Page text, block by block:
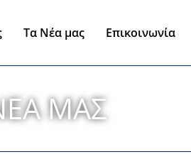
Τα Νέα μας Επικοινωνία
ΜΑΣ